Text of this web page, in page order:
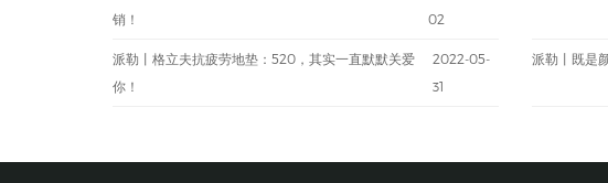
销！
02
派勒丨格立夫抗疲劳地垫：520，其实一直默默关爱
你！
2022-05-
31
派勒丨既是